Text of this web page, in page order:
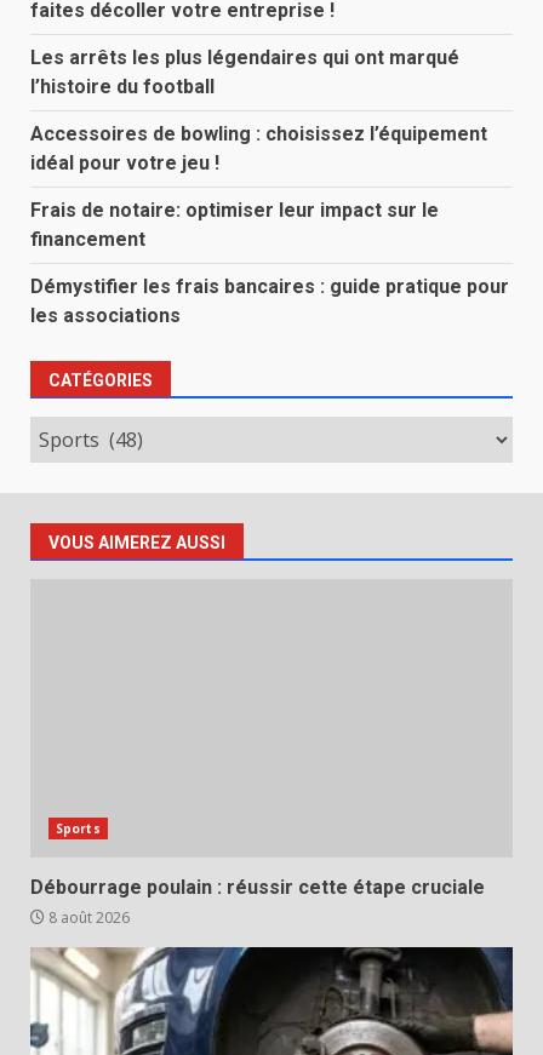
faites décoller votre entreprise !
Les arrêts les plus légendaires qui ont marqué
l’histoire du football
Accessoires de bowling : choisissez l’équipement
idéal pour votre jeu !
Frais de notaire: optimiser leur impact sur le
financement
Démystifier les frais bancaires : guide pratique pour
les associations
CATÉGORIES
Catégories
VOUS AIMEREZ AUSSI
Sports
Débourrage poulain : réussir cette étape cruciale
8 août 2026